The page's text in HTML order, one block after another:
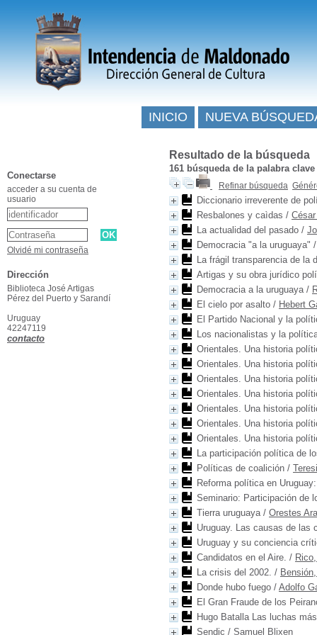
Resultado de la búsqueda
161 búsqueda de la palabra clave
Refinar búsqueda
Diccionario irreverente de
Resbalones y caìdas /
La actualidad del pasado /
Democracia "a la uruguaya"
La frágil transparencia de la
Artigas y su obra jurídico
Democracia a la uruguaya/
El cielo por asalto / Hebert
El Partido Nacional y la
Los nacionalistas y la
Orientales. Una historia
Orientales. Una historia
Orientales. Una historia
Orientales. Una historia
Orientales. Una historia
Orientales. Una historia
Orientales. Una historia
La participación política de
Políticas de coalición /
Reforma política en
Seminario: Participación de
Tierra uruguaya/ Orestes
Uruguay. Las causas de las
Uruguay y su conciencia
Candidatos en el Aire. /
La crisis del 2002. /
Donde hubo fuego / Adolfo
El Gran Fraude de los
Hugo Batalla Las luchas
Sendic / Samuel Blixen
INICIO NUEVA
Conectarse
acceder a su cuenta de
usuario
Olvidé mi contraseña
Dirección
Biblioteca José Artigas
Pérez del Puerto y Sarandí
Uruguay
42247119
contacto